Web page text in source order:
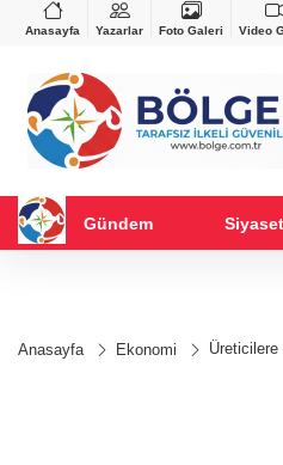
Anasayfa Yazarlar Foto Galeri Video
%-0,22
VND
0,0018
%0,36
Gündem Siyaset
Anasayfa Ekonomi